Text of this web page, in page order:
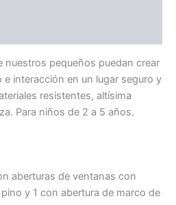
nuestros pequeños puedan crear
e interacción en un lugar seguro y
resistentes, altísima
Para niños de 2 a 5 años.
aberturas de ventanas con
y 1 con abertura de marco de